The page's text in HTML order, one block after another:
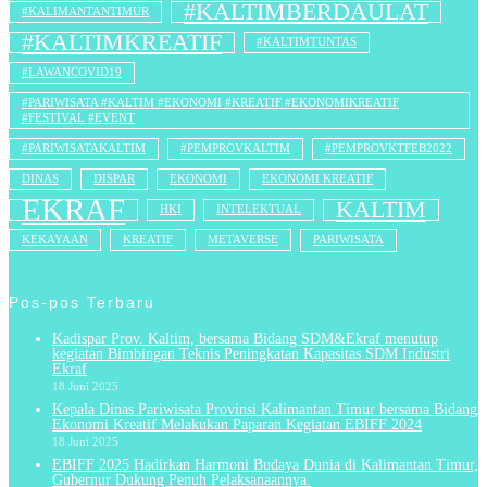
#KALIMANTANTIMUR
#KALTIMBERDAULAT
#KALTIMKREATIF
#KALTIMTUNTAS
#LAWANCOVID19
#PARIWISATA #KALTIM #EKONOMI #KREATIF #EKONOMIKREATIF
#FESTIVAL #EVENT
#PARIWISATAKALTIM #PEMPROVKALTIM #PEMPROVKTFEB2022
DINAS DISPAR EKONOMI EKONOMI KREATIF
EKRAF HKI INTELEKTUAL KALTIM
KEKAYAAN KREATIF METAVERSE PARIWISATA
Pos-pos Terbaru
Kadispar Prov. Kaltim, bersama Bidang SDM&Ekraf menutup
kegiatan Bimbingan Teknis Peningkatan Kapasitas SDM Industri
Ekraf
18 Juni 2025
Kepala Dinas Pariwisata Provinsi Kalimantan Timur bersama Bidang
Ekonomi Kreatif Melakukan Paparan Kegiatan EBIFF 2024
18 Juni 2025
EBIFF 2025 Hadirkan Harmoni Budaya Dunia di Kalimantan Timur,
Gubernur Dukung Penuh Pelaksanaannya.